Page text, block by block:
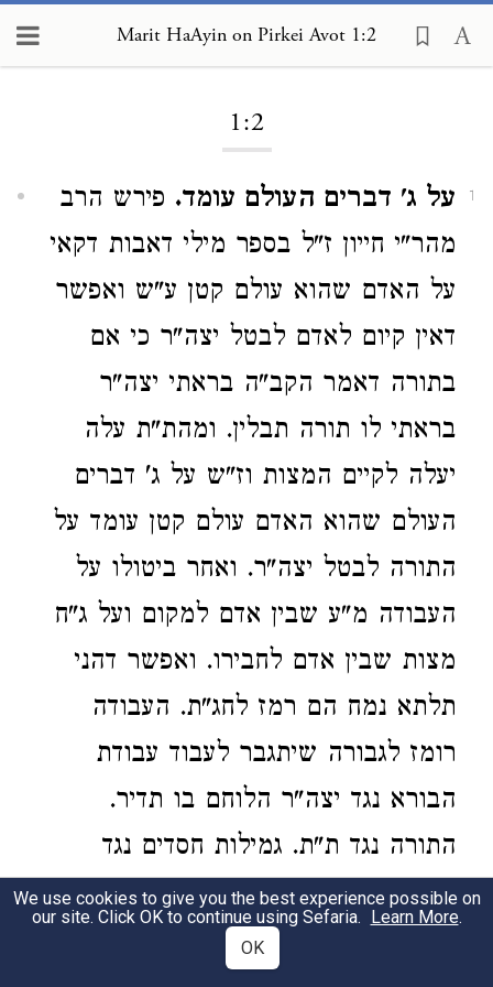
Marit HaAyin on Pirkei Avot 1:2
1:2
1 על ג' דברים העולם עומד. פירש הרב
מהר"י חייון ז"ל בספר מילי דאבות דקאי
על האדם שהוא עולם קטן ע"ש ואפשר
דאין קיום לאדם לבטל יצה"ר כי אם
בתורה דאמר הקב"ה בראתי יצה"ר
בראתי לו תורה תבלין. ומהת"ת עלה
יעלה לקיים המצות וז"ש על ג' דברים
העולם שהוא האדם עולם קטן עומד על
התורה לבטל יצה"ר. ואחר ביטולו על
העבודה מ"ע שבין אדם למקום ועל ג"ח
מצות שבין אדם לחבירו. ואפשר דהני
תלתא נמח הם רמז לחג"ת. העבודה
רומז לגבורה שיתגבר לעבוד עבודת
הבורא נגד יצה"ר הלוחם בו תדיר.
התורה נגד ת"ת. גמילות חסדים נגד
החסד. וכן אמרו בזהר הקדוש בסתרי
תורה ריש פרשת ויצא. על התורה דא
We use cookies to give you the best experience possible on
our site. Click OK to continue using Sefaria. Learn More.
OK